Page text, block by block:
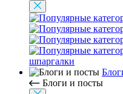
шпаргалки
Блоги и посты